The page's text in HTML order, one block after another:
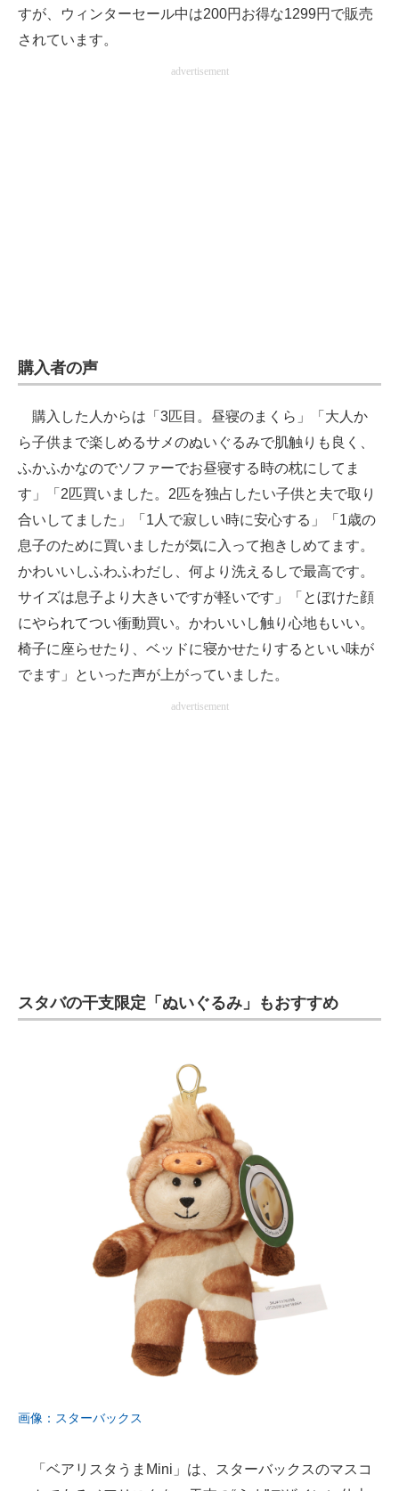
すが、ウィンターセール中は200円お得な1299円で販売
されています。
advertisement
購入者の声
購入した人からは「3匹目。昼寝のまくら」「大人か
ら子供まで楽しめるサメのぬいぐるみで肌触りも良く、
ふかふかなのでソファーでお昼寝する時の枕にしてま
す」「2匹買いました。2匹を独占したい子供と夫で取り
合いしてました」「1人で寂しい時に安心する」「1歳の
息子のために買いましたが気に入って抱きしめてます。
かわいいしふわふわだし、何より洗えるしで最高です。
サイズは息子より大きいですが軽いです」「とぼけた顔
にやられてつい衝動買い。かわいいし触り心地もいい。
椅子に座らせたり、ベッドに寝かせたりするといい味が
でます」といった声が上がっていました。
advertisement
スタバの干支限定「ぬいぐるみ」もおすすめ
画像：スターバックス
「ベアリスタうまMini」は、スターバックスのマスコ